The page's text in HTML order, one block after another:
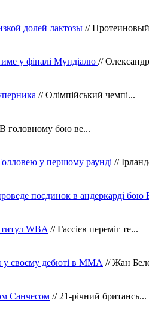
долей лактозы // Протеиновый
у фіналі Мундіалю //
// Олімпійський чемпі...
головному бою ве...
у першому раунді //
поєдинок в андеркарді
титул WBA // Гассієв переміг те...
у своєму дебюті в ММА // Жан
Санчесом // 21-річний британсь...